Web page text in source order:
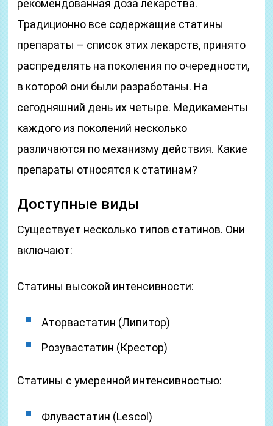
рекомендованная доза лекарства.
Традиционно все содержащие статины
препараты – список этих лекарств, принято
распределять на поколения по очередности,
в которой они были разработаны. На
сегодняшний день их четыре. Медикаменты
каждого из поколений несколько
различаются по механизму действия. Какие
препараты относятся к статинам?
Доступные виды
Существует несколько типов статинов. Они
включают:
Статины высокой интенсивности:
Аторвастатин (Липитор)
Розувастатин (Крестор)
Статины с умеренной интенсивностью:
Флувастатин (Lescol)